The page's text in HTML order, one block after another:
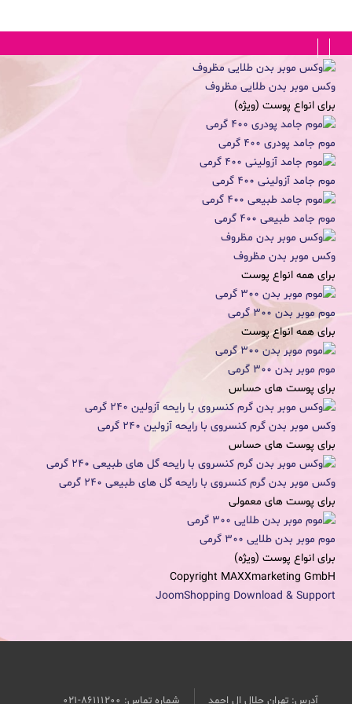
وکس موبر بدن طلایی مظروف
برای انواع پوست (ویژه)
موم جامد پودری 400 گرمی
موم جامد آزولینی 400 گرمی
موم جامد طبیعی 400 گرمی
وکس موبر بدن مظروف
برای همه انواع پوست
موم موبر بدن 300 گرمی
برای همه انواع پوست
موم موبر بدن 300 گرمی
برای پوست های حساس
وکس موبر بدن گرم کنسروی با رایحه آزولین 240 گرمی
برای پوست های حساس
وکس موبر بدن گرم کنسروی با رایحه گل های طبیعی 240 گرمی
برای پوست های معمولی
موم موبر بدن طلایی 300 گرمی
برای انواع پوست (ویژه)
Copyright MAXXmarketing GmbH
JoomShopping Download & Support